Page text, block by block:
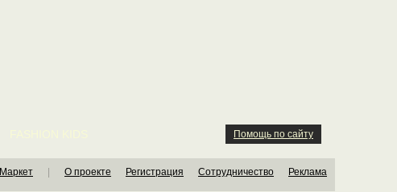
Помощь по сайту
Маркет О проекте Регистрация Сотрудничество Реклама